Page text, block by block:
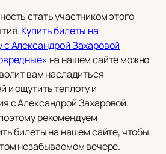
стать участником этого
Купить билеты на
с Александрой Захаровой
на нашем сайте можно
вам насладиться
и ощутить теплоту и
с Александрой Захаровой.
рекомендуем
билеты на нашем сайте, чтобы
незабываемом вечере.